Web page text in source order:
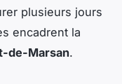
plusieurs jours
encadrent la
de-Marsan.